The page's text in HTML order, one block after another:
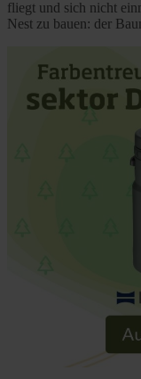
fliegt und sich nicht
Nest zu bauen: der